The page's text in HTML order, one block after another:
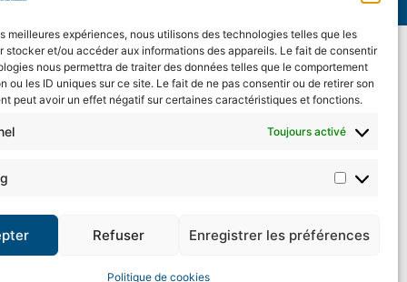
meilleures expériences, nous utilisons des technologies telles que les
stocker et/ou accéder aux informations des appareils. Le fait de consentir
nous permettra de traiter des données telles que le comportement
ou les ID uniques sur ce site. Le fait de ne pas consentir ou de retirer son
peut avoir un effet négatif sur certaines caractéristiques et fonctions.
Toujours activé
Refuser Enregistrer les préférences
Politique de cookies